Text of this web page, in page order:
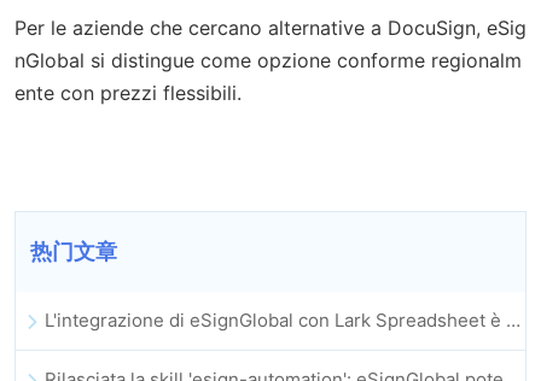
Per le aziende che cercano alternative a DocuSign, eSig
nGlobal si distingue come opzione conforme regionalm
ente con prezzi flessibili.
热门文章
L'integrazione di eSignGlobal con Lark Spreadsheet è ufficialmente online: firma e archiviazione automatica completa dei contratti elettronici